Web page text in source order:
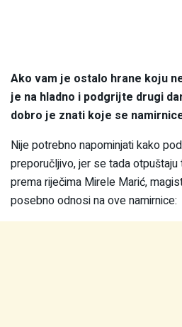
Ako vam je ostalo hrane koju
je na hladno i podgrijte drugi
dobro je znati koje se
Nije potrebno napominjati kako
preporučljivo, jer se tada
prema riječima Mirele Marić,
posebno odnosi na ove namirnice: